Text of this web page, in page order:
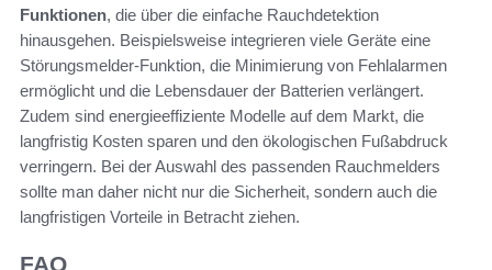
Funktionen, die über die einfache Rauchdetektion
hinausgehen. Beispielsweise integrieren viele Geräte eine
Störungsmelder-Funktion, die Minimierung von Fehlalarmen
ermöglicht und die Lebensdauer der Batterien verlängert.
Zudem sind energieeffiziente Modelle auf dem Markt, die
langfristig Kosten sparen und den ökologischen Fußabdruck
verringern. Bei der Auswahl des passenden Rauchmelders
sollte man daher nicht nur die Sicherheit, sondern auch die
langfristigen Vorteile in Betracht ziehen.
FAQ